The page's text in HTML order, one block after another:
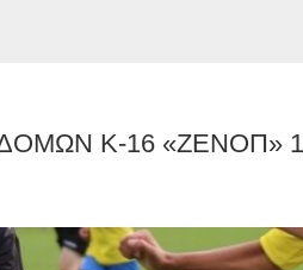
Κ-16 «ΖΕΝΟΠ»